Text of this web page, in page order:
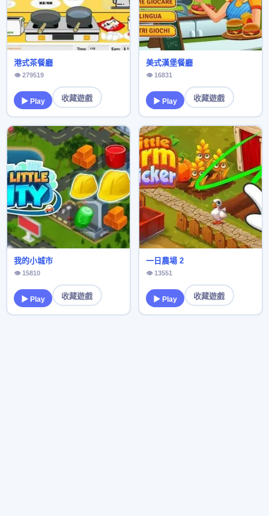
港式茶餐廳
👁 279519
▶ Play 收藏遊戲
美式漢堡餐廳
👁 16831
▶ Play 收藏遊戲
我的小城市
👁 15810
▶ Play 收藏遊戲
一日農場 2
👁 13551
▶ Play 收藏遊戲